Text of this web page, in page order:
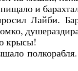
и
Лайби.
крысы!